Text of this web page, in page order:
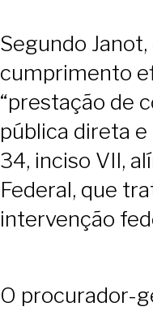
Segundo
cumprimento
“prestação de
pública direta
34, inciso VII,
Federal, que
intervenção
O procurador-